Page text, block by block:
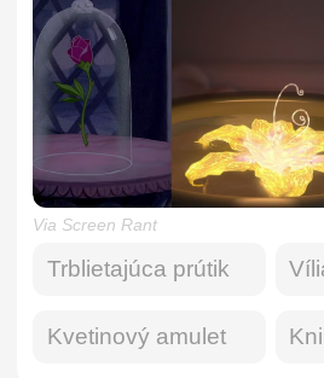
Via Screen Rant
Trblietajúca prútik
Kvetinový amulet